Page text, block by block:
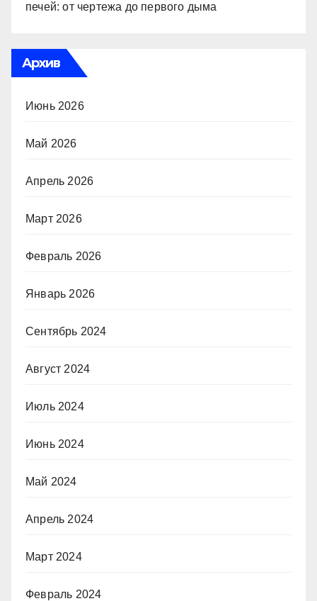
печей: от чертежа до первого дыма
Архив
Июнь 2026
Май 2026
Апрель 2026
Март 2026
Февраль 2026
Январь 2026
Сентябрь 2024
Август 2024
Июль 2024
Июнь 2024
Май 2024
Апрель 2024
Март 2024
Февраль 2024